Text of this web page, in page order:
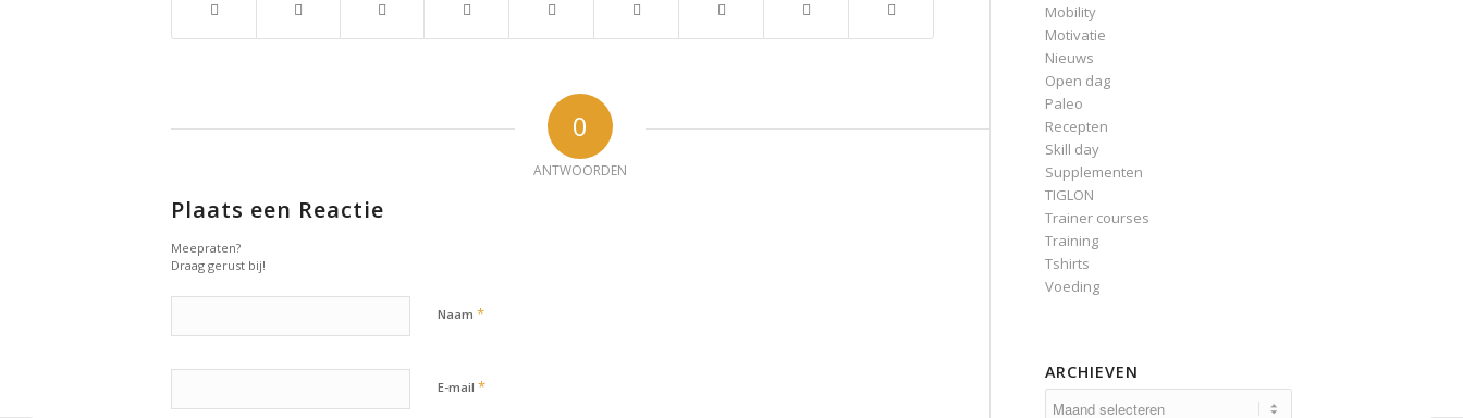
0
ANTWOORDEN
Plaats een Reactie
Meepraten?
Draag gerust bij!
Naam *
E-mail *
Mobility
Motivatie
Nieuws
Open dag
Paleo
Recepten
Skill day
Supplementen
TIGLON
Trainer courses
Training
Tshirts
Voeding
ARCHIEVEN